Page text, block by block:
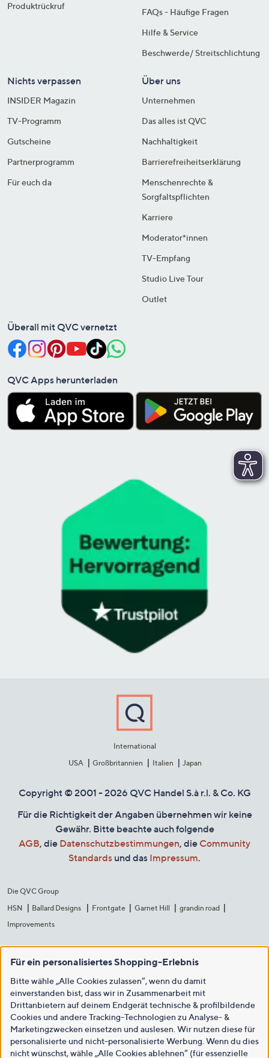
Produktrückruf
FAQs - Häufige Fragen
Hilfe & Service
Beschwerde/ Streitschlichtung
Nichts verpassen
INSIDER Magazin
TV-Programm
Gutscheine
Partnerprogramm
Für euch da
Über uns
Unternehmen
Das alles ist QVC
Nachhaltigkeit
Barrierefreiheitserklärung
Menschenrechte &
Sorgfaltspflichten
Karriere
Moderator*innen
TV-Empfang
Studio Live Tour
Outlet
Überall mit QVC vernetzt
QVC Apps herunterladen
International
USA
Großbritannien Italien Japan
Copyright © 2001 - 2026 QVC Handel S.à r.l. & Co. KG
Für die Richtigkeit der Angaben übernehmen wir keine
Gewähr. Bitte beachte auch folgende
AGB, die Datenschutzbestimmungen, die Community
Standards und das Impressum.
Die QVC Group
HSN
Ballard Designs Frontgate Garnet Hill
grandin road
Improvements
Für ein personalisiertes Shopping-Erlebnis
Bitte wähle „Alle Cookies zulassen“, wenn du damit
einverstanden bist, dass wir in Zusammenarbeit mit
Drittanbietern auf deinem Endgerät technische & profilbildende
Cookies und andere Tracking-Technologien zu Analyse- &
Marketingzwecken einsetzen und auslesen. Wir nutzen diese für
personalisierte und nicht-personalisierte Werbung. Wenn du dies
nicht wünschst, wähle „Alle Cookies ablehnen“ (für essenzielle